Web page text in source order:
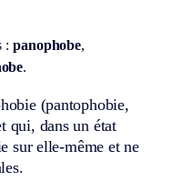
: panophobe,
.
(pantophobie,
qui, dans un état
sur elle-même et ne